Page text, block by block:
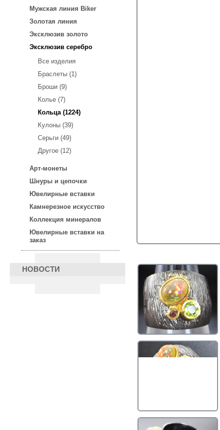
Мужская линия Biker
Золотая линия
Эксклюзив золото
Эксклюзив серебро
Все изделия
Браслеты (1)
Броши (9)
Колье (7)
Кольца (1224)
Кулоны (39)
Серьги (49)
Другое (12)
Арт-монеты
Шнуры и цепочки
Ювелирные вставки
Камнерезное искусство
Коллекция минералов
Ювелирные вставки на
заказ
НОВОСТИ